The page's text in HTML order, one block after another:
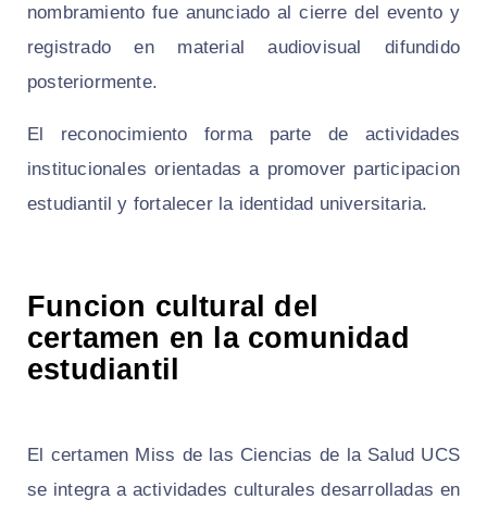
nombramiento fue anunciado al cierre del evento y
registrado en material audiovisual difundido
posteriormente.
El reconocimiento forma parte de actividades
institucionales orientadas a promover participacion
estudiantil y fortalecer la identidad universitaria.
Funcion cultural del
certamen en la comunidad
estudiantil
El certamen Miss de las Ciencias de la Salud UCS
se integra a actividades culturales desarrolladas en